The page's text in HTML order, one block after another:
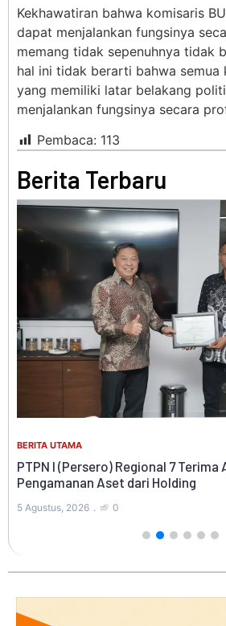
Kekhawatiran bahwa komisaris
dapat menjalankan fungsinya
memang tidak sepenuhnya tidak
hal ini tidak berarti bahwa semua
yang memiliki latar belakang
menjalankan fungsinya secara
Pembaca: 113
Berita Terbaru
BERITA UTAMA
PTPN I (Persero) Regional 7 Terima
Pengamanan Aset dari Holding
5 Agustus, 2026 0